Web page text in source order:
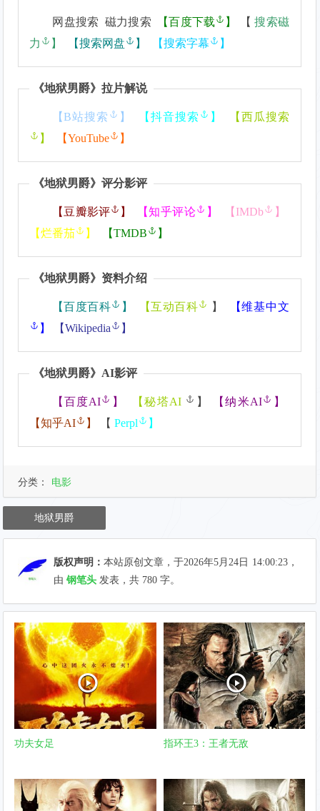
网盘搜索 磁力搜索 【百度下载 】 【搜索磁
力
】 【搜索网盘 】 【搜索字幕 】
《地狱男爵》拉片解说
【B站搜索 】 【抖音搜索 】 【西瓜搜索
】
【YouTube 】
《地狱男爵》评分影评
【 豆瓣影评 】 【知乎评论 】 【 IMDb
】
【烂番茄 】 【TMDB 】
《地狱男爵》资料介绍
【百度百科 】 【互动百科 】 【维基中文
】
【Wikipedia 】
《地狱男爵》AI影评
【百度AI 】 【秘塔AI 】 【纳米AI
】
【知乎AI 】 【Perpl 】
分类： 电影
地狱男爵
版权声明：本站原创文章，于2026年5月24日 14:00:23 ，
由钢笔头 发表，共 780 字。
功夫女足 指环王3：王者无敌